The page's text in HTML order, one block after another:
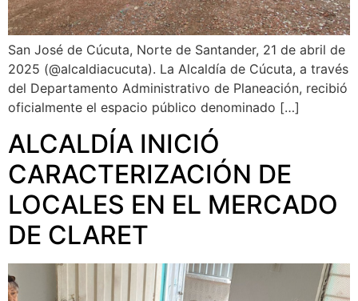
San José de Cúcuta, Norte de Santander, 21 de abril de
2025 (@alcaldiacucuta). La Alcaldía de Cúcuta, a través
del Departamento Administrativo de Planeación, recibió
oficialmente el espacio público denominado […]
ALCALDÍA INICIÓ
CARACTERIZACIÓN DE
LOCALES EN EL MERCADO
DE CLARET